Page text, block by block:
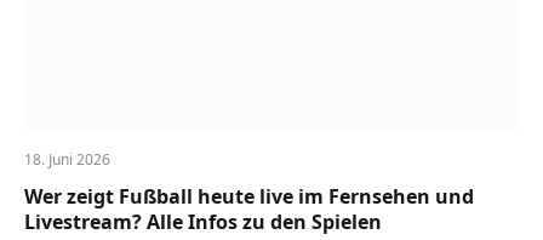
18. Juni 2026
Wer zeigt Fußball heute live im Fernsehen und
Livestream? Alle Infos zu den Spielen